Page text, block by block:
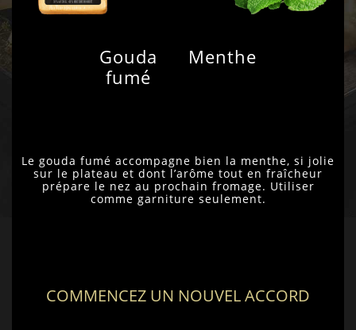
Gouda
fumé
Menthe
Le gouda fumé accompagne bien la menthe, si jolie
sur le plateau et dont l’arôme tout en fraîcheur
prépare le nez au prochain fromage. Utiliser
comme garniture seulement.
COMMENCEZ UN NOUVEL ACCORD